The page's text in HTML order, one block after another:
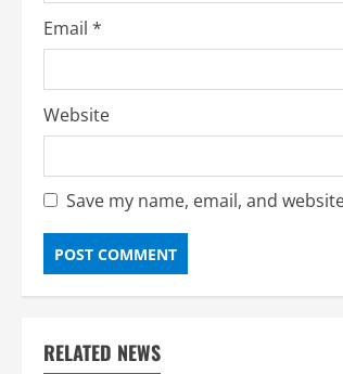
Email *
Website
Save my name, email, and
RELATED NEWS